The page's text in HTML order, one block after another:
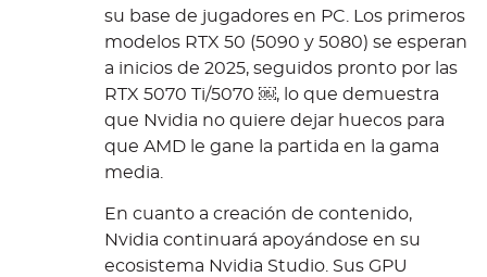
su base de jugadores en PC. Los primeros
modelos RTX 50 (5090 y 5080) se esperan
a inicios de 2025, seguidos pronto por las
RTX 5070 Ti/5070 ￼, lo que demuestra
que Nvidia no quiere dejar huecos para
que AMD le gane la partida en la gama
media.
En cuanto a creación de contenido,
Nvidia continuará apoyándose en su
ecosistema Nvidia Studio. Sus GPU